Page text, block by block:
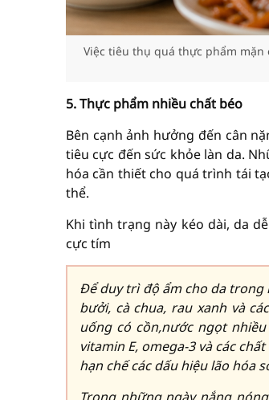
Việc tiêu thụ quá thực phẩm
5. Thực phẩm nhiều chất béo
Bên cạnh ảnh hưởng đến cân
tiêu cực đến sức khỏe làn da.
hóa cần thiết cho quá trình tái
thể.
Khi tình trạng này kéo dài, da
cực tím
Để duy trì độ ẩm cho da trong
bưởi, cà chua, rau xanh và
uống có cồn,nước ngọt
vitamin E, omega-3 và các
hạn chế các dấu hiệu lão hóa